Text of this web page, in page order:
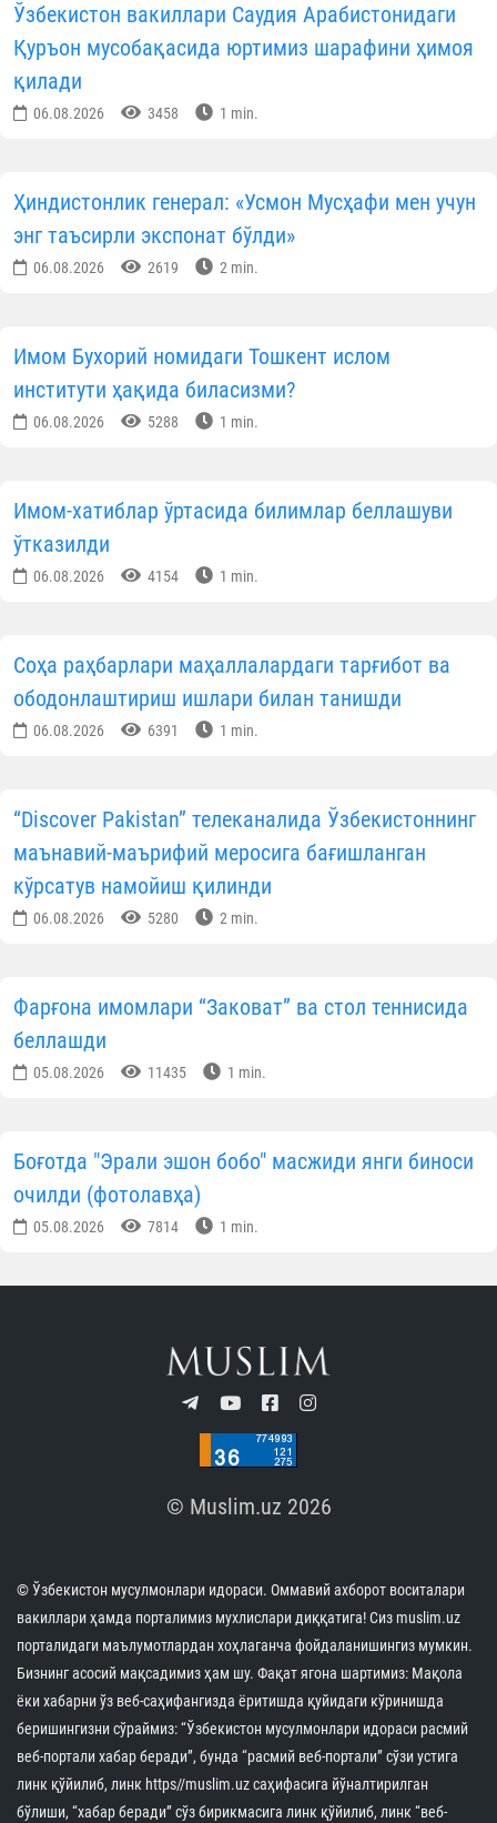
Ўзбекистон вакиллари Саудия Арабистонидаги
Қуръон мусобақасида юртимиз шарафини ҳимоя
қилади
06.08.2026 3458 1 min.
Ҳиндистонлик генерал: «Усмон Мусҳафи мен учун
энг таъсирли экспонат бўлди»
06.08.2026 2619 2 min.
Имом Бухорий номидаги Тошкент ислом
институти ҳақида биласизми?
06.08.2026 5288 1 min.
Имом-хатиблар ўртасида билимлар беллашуви
ўтказилди
06.08.2026 4154 1 min.
Соҳа раҳбарлари маҳаллалардаги тарғибот ва
ободонлаштириш ишлари билан танишди
06.08.2026 6391 1 min.
“Discover Pakistan” телеканалида Ўзбекистоннинг
маънавий-маърифий меросига бағишланган
кўрсатув намойиш қилинди
06.08.2026 5280 2 min.
Фарғона имомлари “Заковат” ва стол теннисида
беллашди
05.08.2026 11435 1 min.
Боғотда "Эрали эшон бобо" масжиди янги биноси
очилди (фотолавҳа)
05.08.2026 7814 1 min.
© Muslim.uz 2026
© Ўзбекистон мусулмонлари идораси. Оммавий ахборот воситалари
вакиллари ҳамда порталимиз мухлислари диққатига! Сиз muslim.uz
порталидаги маълумотлардан хоҳлаганча фойдаланишингиз мумкин.
Бизнинг асосий мақсадимиз ҳам шу. Фақат ягона шартимиз: Мақола
ёки хабарни ўз веб-саҳифангизда ёритишда қуйидаги кўринишда
беришингизни сўраймиз: “Ўзбекистон мусулмонлари идораси расмий
веб-портали хабар беради”, бунда “расмий веб-портали” сўзи устига
линк қўйилиб, линк https//muslim.uz саҳифасига йўналтирилган
бўлиши, “хабар беради” сўз бирикмасига линк қўйилиб, линк “веб-